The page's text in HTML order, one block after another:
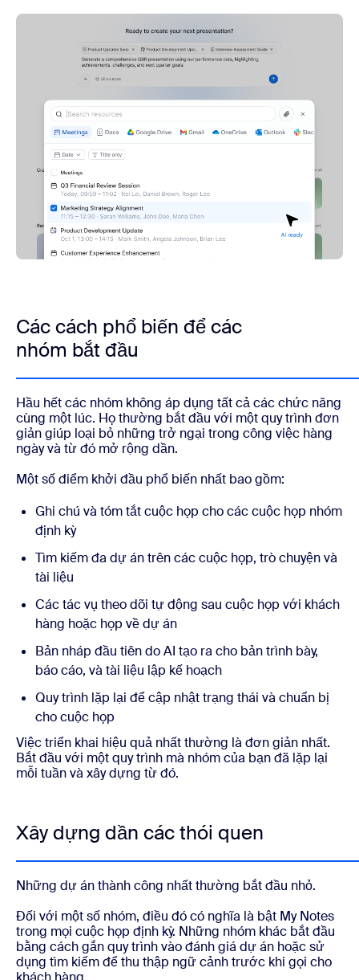
Các cách phổ biến để các
nhóm bắt đầu
Hầu hết các nhóm không áp dụng tất cả các chức năng
cùng một lúc. Họ thường bắt đầu với một quy trình đơn
giản giúp loại bỏ những trở ngại trong công việc hàng
ngày và từ đó mở rộng dần.
Một số điểm khởi đầu phổ biến nhất bao gồm:
Ghi chú và tóm tắt cuộc họp cho các cuộc họp nhóm
định kỳ
Tìm kiếm đa dự án trên các cuộc họp, trò chuyện và
tài liệu
Các tác vụ theo dõi tự động sau cuộc họp với khách
hàng hoặc họp về dự án
Bản nháp đầu tiên do AI tạo ra cho bản trình bày,
báo cáo, và tài liệu lập kế hoạch
Quy trình lặp lại để cập nhật trạng thái và chuẩn bị
cho cuộc họp
Việc triển khai hiệu quả nhất thường là đơn giản nhất.
Bắt đầu với một quy trình mà nhóm của bạn đã lặp lại
mỗi tuần và xây dựng từ đó.
Xây dựng dần các thói quen
Những dự án thành công nhất thường bắt đầu nhỏ.
Đối với một số nhóm, điều đó có nghĩa là bật My Notes
trong mọi cuộc họp định kỳ. Những nhóm khác bắt đầu
bằng cách gắn quy trình vào đánh giá dự án hoặc sử
dụng tìm kiếm để thu thập ngữ cảnh trước khi gọi cho